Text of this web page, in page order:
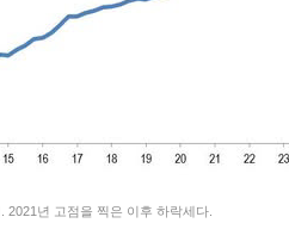
년 고점을 찍은 이후 하락세다.